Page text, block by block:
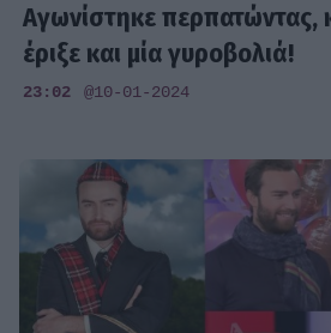
Αγωνίστηκε περπατώντας,
έριξε και μία γυροβολιά!
23:02 @10-01-2024